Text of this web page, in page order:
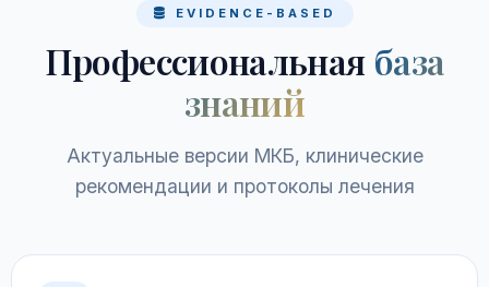
EVIDENCE-BASED
Профессиональная база
знаний
Актуальные версии МКБ, клинические
рекомендации и протоколы лечения